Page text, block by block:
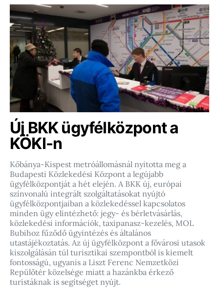
Új BKK ügyfélközpont a
KÖKI-n
Kőbánya-Kispest metróállomásnál nyitotta meg a
Budapesti Közlekedési Központ a legújabb
ügyfélközpontját a hét elején. A BKK új, európai
színvonalú integrált szolgáltatásokat nyújtó
ügyfélközpontjaiban a közlekedéssel kapcsolatos
minden ügy elintézhető: jegy- és bérletvásárlás,
közlekedési információk, taxipanasz-kezelés, MOL
Bubihoz fűződő ügyintézés és általános
utastájékoztatás. Az új ügyfélközpont a fővárosi utasok
kiszolgálásán túl turisztikai szempontból is kiemelt
fontosságú, ugyanis a Liszt Ferenc Nemzetközi
Repülőtér közelsége miatt a hazánkba érkező
turistáknak is segítséget nyújt.